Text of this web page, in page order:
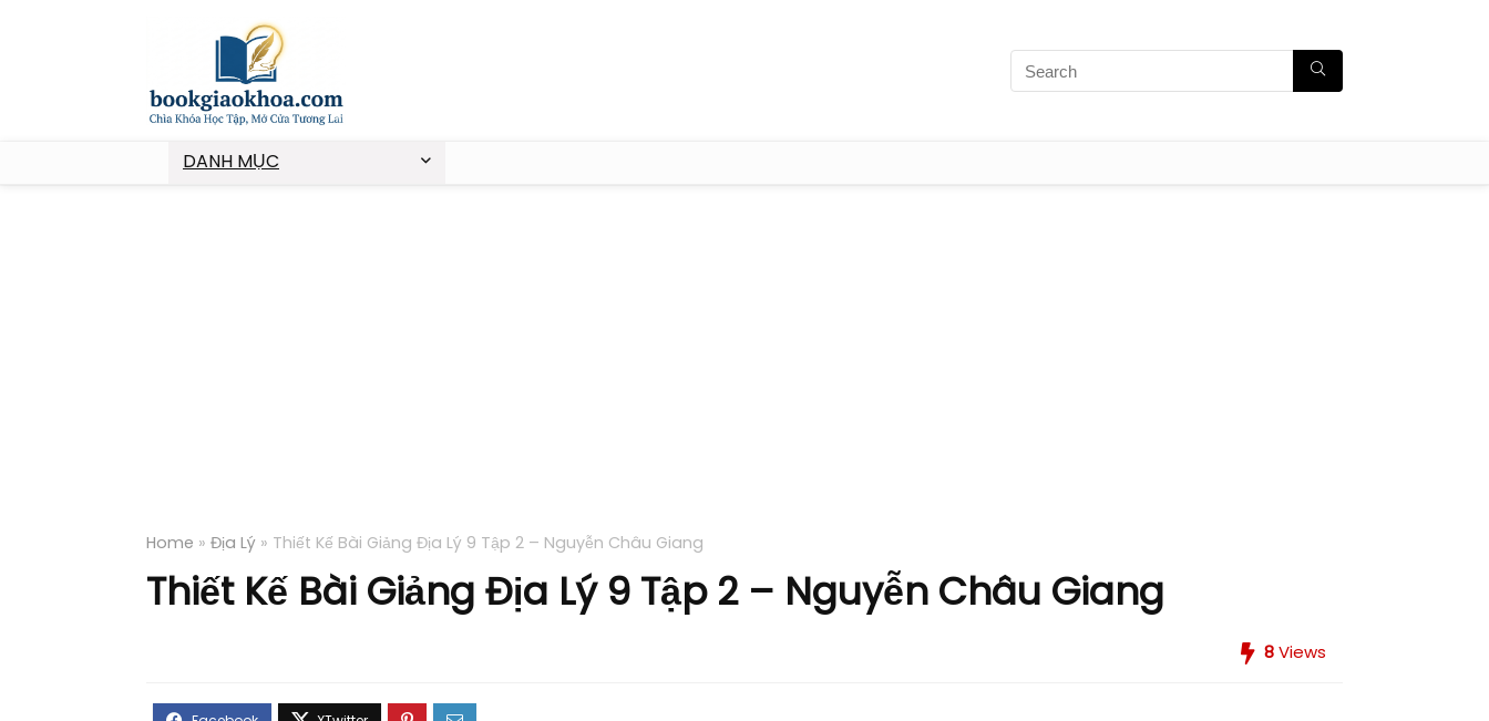
DANH MỤC
Home » Địa Lý » Thiết Kế Bài Giảng Địa Lý 9 Tập 2 – Nguyễn Châu Giang
Thiết Kế Bài Giảng Địa Lý 9 Tập 2 – Nguyễn Châu Giang
8Views